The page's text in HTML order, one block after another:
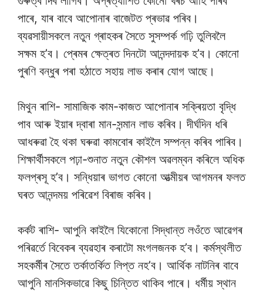
পাৰে, যাৰ বাবে আপোনাৰ বাজেটত প্ৰভাৱ পৰিব।
ব্যৱসায়ীসকলে নতুন গ্ৰাহকৰ সৈতে সুসম্পৰ্ক গঢ়ি তুলিবলৈ
সক্ষম হ’ব। প্ৰেমৰ ক্ষেত্ৰত দিনটো আনন্দদায়ক হ’ব। কোনো
পুৰণি বন্ধুৰ পৰা হঠাতে সহায় লাভ কৰাৰ যোগ আছে।
মিথুন ৰাশি- সামাজিক কাম-কাজত আপোনাৰ সক্ৰিয়তা বৃদ্ধি
পাব আৰু ইয়াৰ দ্বাৰা মান-সন্মান লাভ কৰিব। দীৰ্ঘদিন ধৰি
আধৰুৱা হৈ থকা ঘৰুৱা কামবোৰ কাইলৈ সম্পন্ন কৰিব পাৰিব।
শিক্ষাৰ্থীসকলে পঢ়া-শুনাত নতুন কৌশল অৱলম্বন কৰিলে অধিক
ফলপ্ৰসূ হ’ব। সন্ধিয়াৰ ভাগত কোনো আত্মীয়ৰ আগমনৰ ফলত
ঘৰত আনন্দময় পৰিৱেশ বিৰাজ কৰিব।
কৰ্কট ৰাশি- আপুনি কাইলৈ যিকোনো সিদ্ধান্ত লওঁতে আৱেগৰ
পৰিৱৰ্তে বিবেকৰ ব্যৱহাৰ কৰাটো মংগলজনক হ’ব। কৰ্মস্থলীত
সহকৰ্মীৰ সৈতে তৰ্কাতৰ্কিত লিপ্ত নহ’ব। আৰ্থিক নাটনিৰ বাবে
আপুনি মানসিকভাৱে কিছু চিন্তিত থাকিব পাৰে। ধৰ্মীয় স্থান